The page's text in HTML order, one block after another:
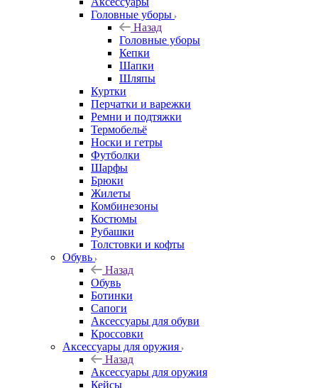
Головные уборы
Назад
Головные уборы
Кепки
Шапки
Шляпы
Куртки
Перчатки и варежки
Ремни и подтяжки
Термобельё
Носки и гетры
Футболки
Шарфы
Брюки
Жилеты
Комбинезоны
Костюмы
Рубашки
Толстовки и кофты
Обувь
Назад
Обувь
Ботинки
Сапоги
Аксессуары для обуви
Кроссовки
Аксессуары для оружия
Назад
Аксессуары для оружия
Кейсы